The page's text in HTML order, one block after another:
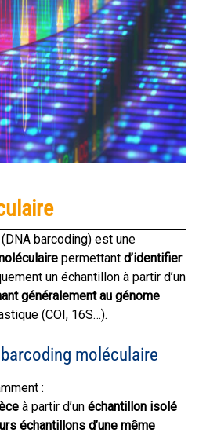
(DNA barcoding) est une
permettant d’identifier
un échantillon à partir d’un
généralement au génome
(COI, 16S…).
moléculaire
:
à partir d’un échantillon isolé
échantillons d’une même